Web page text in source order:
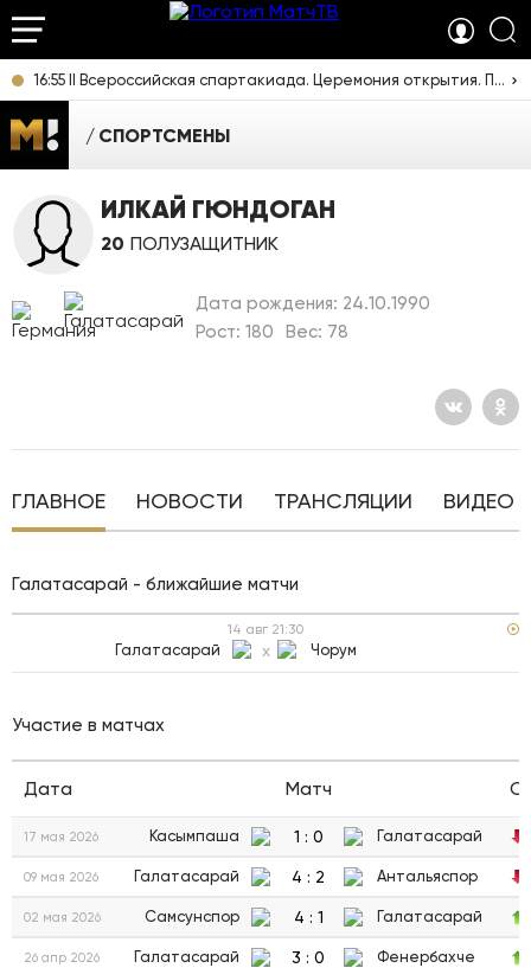
16:55 II Всероссийская спартакиада. Церемония открытия. Прямая трансляция из Екатеринбурга
СПОРТСМЕНЫ
ИЛКАЙ ГЮНДОГАН
20 ПОЛУЗАЩИТНИК
Дата рождения: 24.10.1990
Рост: 180
Вес: 78
ГЛАВНОЕ НОВОСТИ ТРАНСЛЯЦИИ ВИДЕО
Галатасарай - ближайшие матчи
14 авг 21:30
Галатасарай x Чорум
Участие в матчах
Дата Матч
17 мая 2026 Касымпаша 1 : 0 Галатасарай
09 мая 2026 Галатасарай 4 : 2 Антальяспор
02 мая 2026 Самсунспор 4 : 1 Галатасарай
26 апр 2026 Галатасарай 3 : 0 Фенербахче